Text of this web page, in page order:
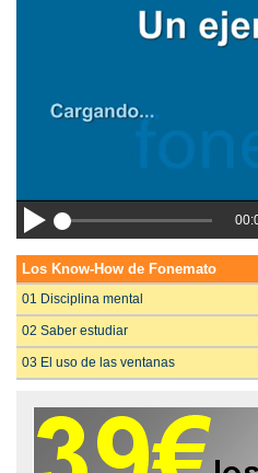
La tienda de libros de
Los Know-How de Fonemato
01 Disciplina mental
02 Saber estudiar
03 El uso de las ventanas